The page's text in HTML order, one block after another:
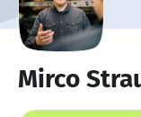
Mirco